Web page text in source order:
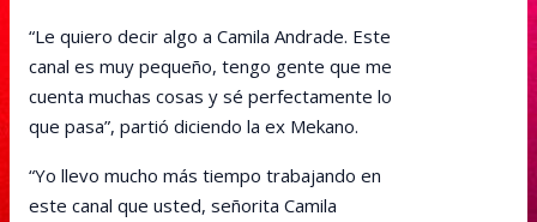
“Le quiero decir algo a Camila Andrade. Este
canal es muy pequeño, tengo gente que me
cuenta muchas cosas y sé perfectamente lo
que pasa”, partió diciendo la ex Mekano.
“Yo llevo mucho más tiempo trabajando en
este canal que usted, señorita Camila